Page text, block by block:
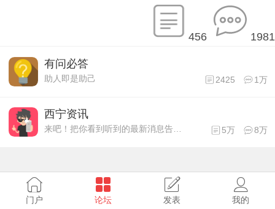
456 1981
有问必答
助人即是助己 2425 1万
西宁资讯
来吧！把你看到听到的最新消息告诉大伙 5万 8万
门户 论坛 发表 我的